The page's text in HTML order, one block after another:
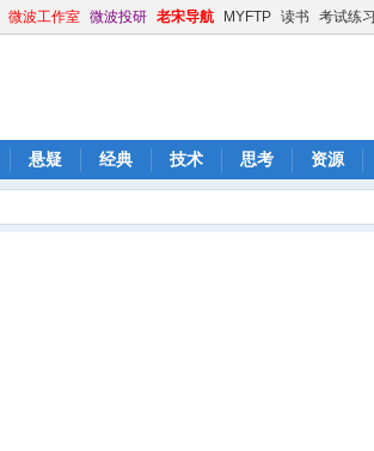
微波工作室 微波投研 老宋导航 MYFTP 读书 考试练习
悬疑 经典 技术 思考 资源